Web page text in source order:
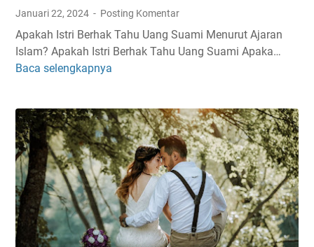
a
S
e
k
D
i
n
i
n
I
s
t
d
a
r
i
G
a
j
i
Januari 22, 2024 Posting Komentar
Apakah Istri Berhak Tahu Uang Suami Menurut Ajaran
Islam? Apakah Istri Berhak Tahu Uang Suami Apaka…
Baca selengkapnya
k
a
h
I
s
t
r